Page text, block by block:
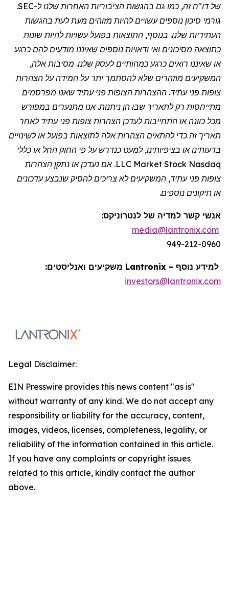
של דו"
ח זה, כמו גם בהגשות הציבוריות האחרות שלנו ל-SEC.
גורמי סיכון נוספים עשויים להיות מזוהים מעת לעת בהגשות
העתידיות שלנו. בנוסף, התוצאות בפועל עשויות להיות שונות
כתוצאה מסיכונים ואי ודאויות נוספים שאיננו מודעים להם כרגע
או שאיננו רואים כרגע כמהותיים לעסק שלנו. מסיבות אלה,
המשקיעים מוזהרים שלא להסתמך יתר על המידה על הצהרות
צופות פני עתיד. ההצהרות הצופות פני עתיד שאנו מפרסמים
מתייחסות רק לתאריך שבו הן ניתנות. אנו מתנערים במפורש
מכל כוונה או התחייבות לעדכן הצהרות צופות פני עתיד לאחר
תאריך זה כדי להתאים הצהרות אלה לתוצאות בפועל או לשינויים
בדעותינו או בציפיותינו, למעט כנדרש על פי החוק החל או כללי
Nasdaq
Market
LLC. אם נעדכן או נתקן הצהרות
צופות פני עתיד, המשקיעים לא צריכים להסיק שנבצע עדכונים
או תיקונים נוספים.
אנשי קשר למדיה של לנטרוניקס:
media@lantronix.com
949-212-0960
למידע נוסף – Lantronix משקיעים ואנליסטים:
investors@lantronix.com
Legal Disclaimer:
EIN Presswire provides this news content "as is"
without warranty of any kind. We do not accept any
responsibility or liability for the accuracy, content,
images, videos, licenses, completeness, legality, or
reliability of the information contained in this article.
If you have any complaints or copyright issues
related to this article, kindly contact the author
above.